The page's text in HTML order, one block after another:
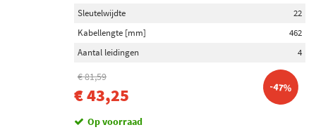
Sleutelwijdte
22
Kabellengte [mm]
462
Aantal leidingen
4
€ 81,59
€ 43,25 -47%
Op voorraad